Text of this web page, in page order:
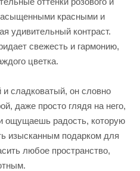
красными и
удивительный контраст.
свежесть и гармонию,
цветка.
сладковатый, он словно
даже просто глядя на него,
ощущаешь радость, которую
изысканным подарком для
любое пространство,